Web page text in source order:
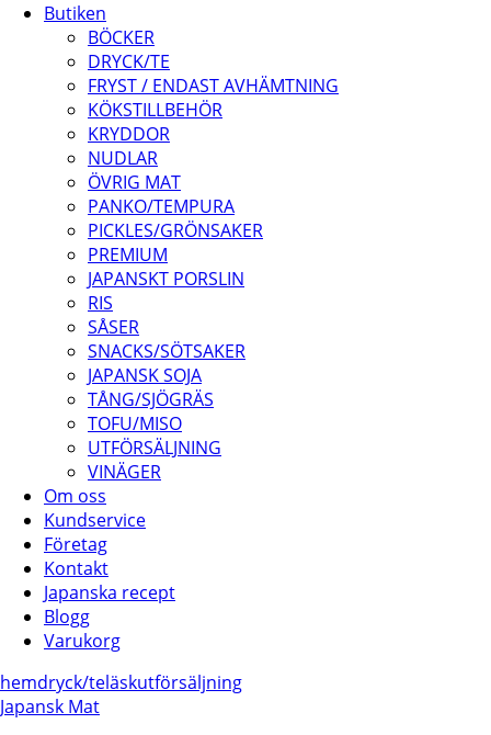
Butiken
BÖCKER
DRYCK/TE
FRYST / ENDAST AVHÄMTNING
KÖKSTILLBEHÖR
KRYDDOR
NUDLAR
ÖVRIG MAT
PANKO/TEMPURA
PICKLES/GRÖNSAKER
PREMIUM
JAPANSKT PORSLIN
RIS
SÅSER
SNACKS/SÖTSAKER
JAPANSK SOJA
TÅNG/SJÖGRÄS
TOFU/MISO
UTFÖRSÄLJNING
VINÄGER
Om oss
Kundservice
Företag
Kontakt
Japanska recept
Blogg
Varukorg
hemdryck/teläskutförsäljning
Japansk Mat